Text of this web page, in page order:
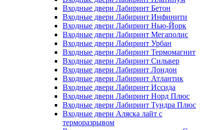
Входные двери Лабиринт Бетон
Входные двери Лабиринт Инфинити
Входные двери Лабиринт Нью-Йорк
Входные двери Лабиринт Мегаполис
Входные двери Лабиринт Урбан
Входные двери Лабиринт Термомагнит
Входные двери Лабиринт Сильвер
Входные двери Лабиринт Лондон
Входные двери Лабиринт Атлантик
Входные двери Лабиринт Иссида
Входные двери Лабиринт Норд Плюс
Входные двери Лабиринт Тундра Плюс
Входные двери Аляска лайт с
терморазрывом